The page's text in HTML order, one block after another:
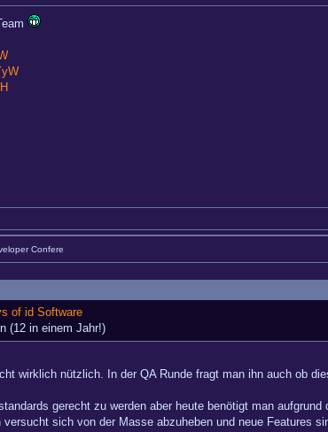
Confere
of id Software
(12 in einem Jahr!)
wirklich nützlich. In der QA Runde fragt man ihn auch ob
gerecht zu werden aber heute benötigt man
sich von der Masse abzuheben und neue Features